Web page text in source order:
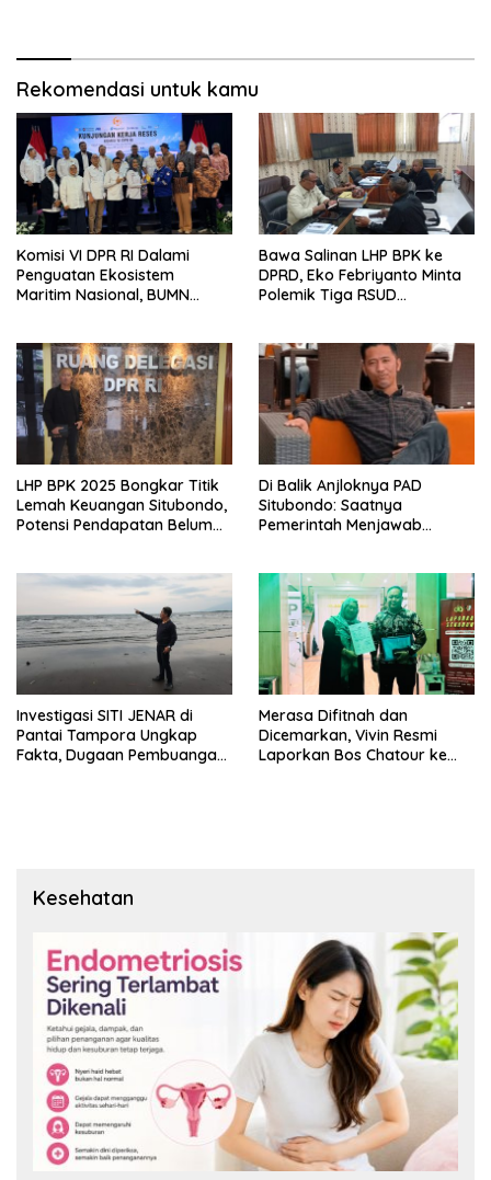
Rekomendasi untuk kamu
Komisi VI DPR RI Dalami
Penguatan Ekosistem
Maritim Nasional, BUMN
Bawa Salinan LHP BPK ke
DPRD, Eko Febriyanto Minta
Polemik Tiga RSUD
LHP BPK 2025 Bongkar Titik
Lemah Keuangan Situbondo,
Potensi Pendapatan Belum
Di Balik Anjloknya PAD
Situbondo: Saatnya
Pemerintah Menjawab
Investigasi SITI JENAR di
Pantai Tampora Ungkap
Fakta, Dugaan Pembuangan
Merasa Difitnah dan
Dicemarkan, Vivin Resmi
Laporkan Bos Chatour ke
Kesehatan